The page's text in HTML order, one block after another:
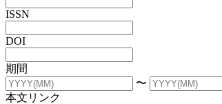
ISSN
DOI
期間
〜
本文リンク